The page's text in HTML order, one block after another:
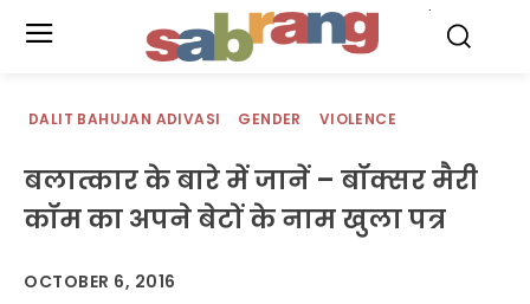
DALIT BAHUJAN ADIVASI GENDER VIOLENCE
बलात्कार के बारे में जानें – बॉक्सर मैरी
कॉम का अपने बेटों के नाम खुला पत्र
OCTOBER 6, 2016